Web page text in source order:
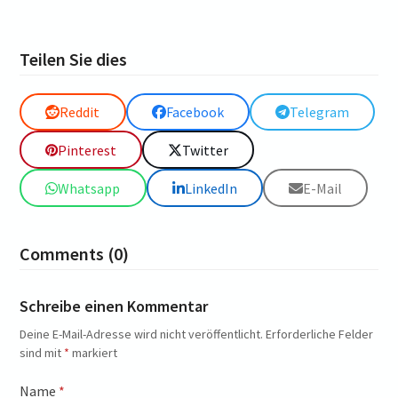
Teilen Sie dies
Reddit Facebook Telegram
Pinterest Twitter
Whatsapp LinkedIn E-Mail
Comments (0)
Schreibe einen Kommentar
Deine E-Mail-Adresse wird nicht veröffentlicht. Erforderliche Felder
sind mit * markiert
Name *